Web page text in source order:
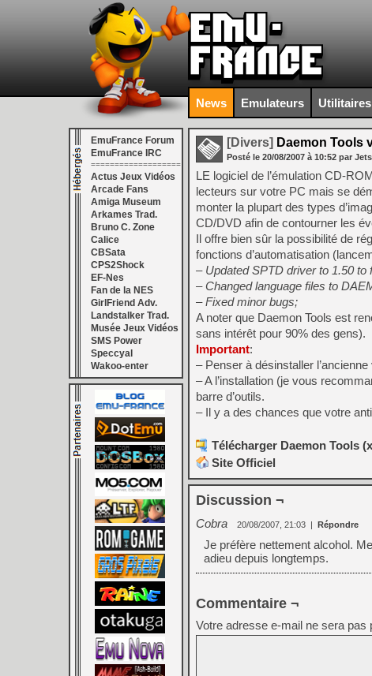
News Emulateurs Utilitaires
EmuFrance Forum
EmuFrance IRC
===================
Actus Jeux Vidéos
Arcade Fans
Amiga Museum
Arkames Trad.
Bruno C. Zone
Calice
CBSata
CPS2Shock
EF-Nes
Fan de la NES
GirlFriend Adv.
Landstalker Trad.
Musée Jeux Vidéos
SMS Power
Speccyal
Wakoo-enter
[Divers] Daemon Tools
Posté le 20/08/2007 à 10:52 par Jets
LE logiciel de l’émulation CD-
lecteurs sur votre PC mais se
monter la plupart des types
CD/DVD afin de contourner les
Il offre bien sûr la possibilité de
fonctions d’automatisation
– Updated SPTD driver to 1.50
– Changed language files to
– Fixed minor bugs;
A noter que Daemon Tools est
sans intérêt pour 90% des gens).
Important:
– Penser à désinstaller
– A l’installation (je vous
barre d’outils.
– Il y a des chances que votre
Télécharger Daemon Tools
Site Officiel
Discussion ¬
Cobra 20/08/2007, 21:03 | Répondre
Je préfère nettement alcohol.
adieu depuis longtemps.
Commentaire ¬
Votre adresse e-mail ne sera pas